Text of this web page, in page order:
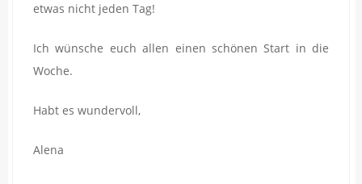
etwas nicht jeden Tag!
Ich wünsche euch allen einen schönen Start in die
Woche.
Habt es wundervoll,
Alena